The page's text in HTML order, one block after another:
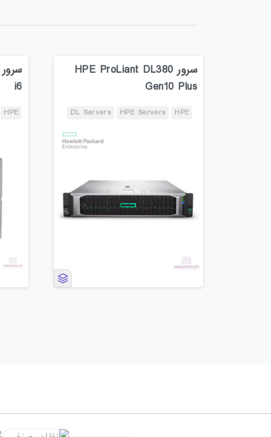
سرور HPE ProLiant DL380
Gen10 Plus
HPE
HPE Servers
DL Servers
i6
HPE